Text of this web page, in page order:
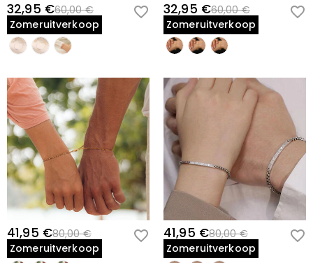
32,95 €60,00 €
Zomeruitverkoop
32,95 €60,00 €
Zomeruitverkoop
41,95 €80,00 €
Zomeruitverkoop
41,95 €80,00 €
Zomeruitverkoop